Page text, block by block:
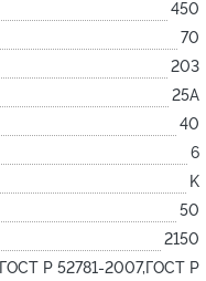
450
70
203
25А
40
6
K
50
2150
ГОСТ Р 52781-2007,ГОСТ Р